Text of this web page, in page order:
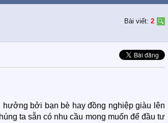
Bài viết: 2
bởi bạn bè hay đồng nghiệp giàu lên
ta sẵn có nhu cầu mong muốn để đầu tư